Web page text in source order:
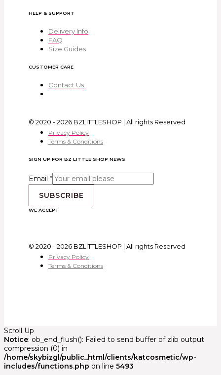
HELP & SUPPORT
Delivery Info
FAQ
Size Guides
CUSTOMER CARE
Contact Us
© 2020 - 2026 BZLITTLESHOP | All rights Reserved
Privacy Policy
Terms & Conditions
SIGN UP FOR BZ LITTLE SHOP NEWS
Email *
SUBSCRIBE
WE ACCEPT
© 2020 - 2026 BZLITTLESHOP | All rights Reserved
Privacy Policy
Terms & Conditions
Scroll Up
Notice: ob_end_flush(): Failed to send buffer of zlib output
compression (0) in
/home/skybizgl/public_html/clients/katcosmetic/wp-
includes/functions.php on line 5493